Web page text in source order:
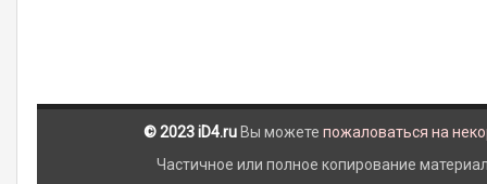
© 2023 iD4.ru Вы можете пожаловаться на
Частичное или полное копирование